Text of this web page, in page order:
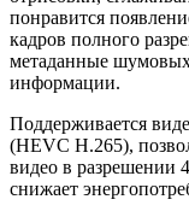
понравится
кадров полного
метаданные шумовых
информации.
Поддерживается
(HEVC H.265),
видео в разрешении
снижает